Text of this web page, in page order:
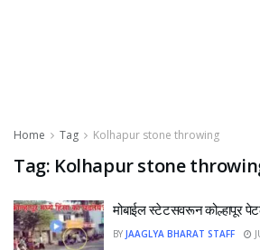
Home Tag Kolhapur stone throwing
Tag: Kolhapur stone
मोबाईल स्टेटसवरून कोल्हापूर
BY JAAGLYA BHARAT STAFF